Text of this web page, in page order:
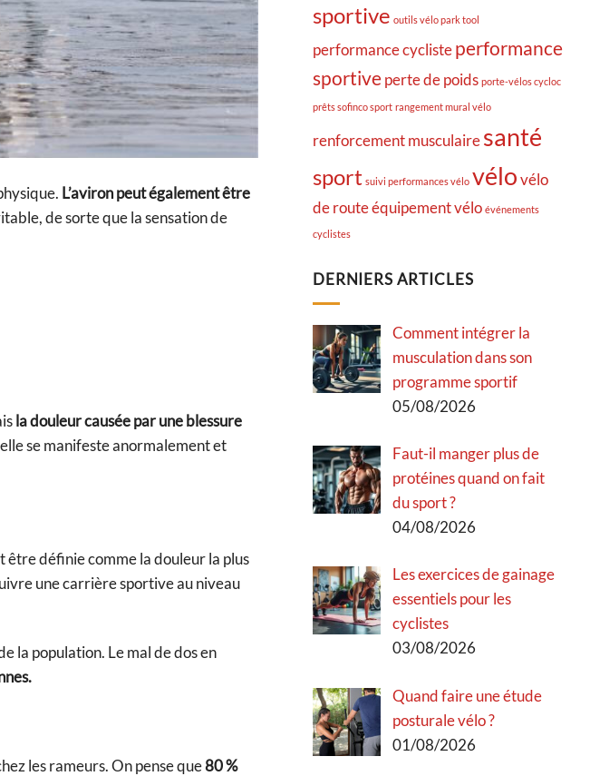
L’aviron peut également être
de sorte que la sensation de
la douleur causée par une blessure
se manifeste anormalement et
être définie comme la douleur la plus
une carrière sportive au niveau
la population. Le mal de dos en
les rameurs. On pense que80 %
sportive outils vélo park tool
performance cyclisteperformance
sportiveperte de poids porte-vélos cycloc
prêts sofinco sport rangement mural vélo
renforcement musculairesanté
sport suivi performances vélo vélovélo
de routeéquipement vélo événements
cyclistes
DERNIERS ARTICLES
Comment intégrer la
musculation dans son
programme sportif
05/08/2026
Faut-il manger plus de
protéines quand on fait
du sport ?
04/08/2026
Les exercices de gainage
essentiels pour les
cyclistes
03/08/2026
Quand faire une étude
posturale vélo ?
01/08/2026